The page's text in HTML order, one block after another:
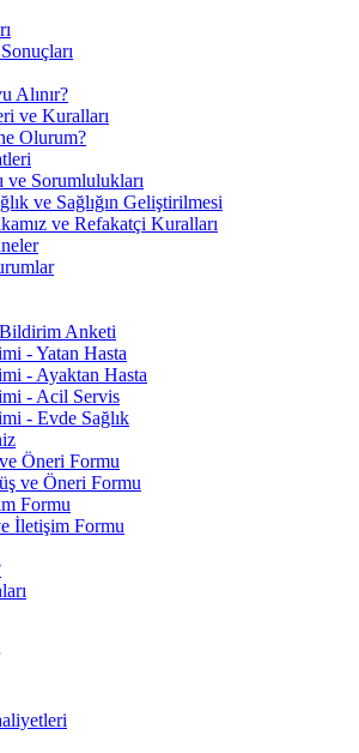
Alınır?
ve Kuralları
Olurum?
ve Sorumlulukları
ve Sağlığın Geliştirilmesi
ve Refakatçi Kuralları
Anketi
- Yatan Hasta
- Ayaktan Hasta
- Acil Servis
- Evde Sağlık
Öneri Formu
ve Öneri Formu
Formu
İletişim Formu